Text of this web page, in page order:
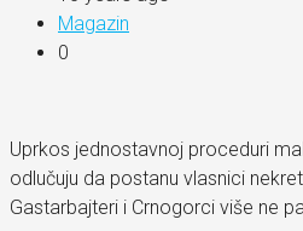
Magazin
0
Uprkos jednostavnoj proceduri
odlučuju da postanu vlasnici
Gastarbajteri i Crnogorci više ne